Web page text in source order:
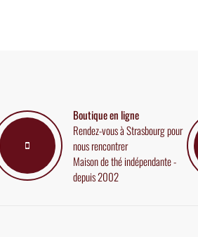
Boutique en ligne
Rendez-vous à Strasbourg pour
nous rencontrer
Maison de thé indépendante -
depuis 2002